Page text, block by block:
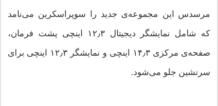
مرسدس این مجموعه‌ی جدید را سوپراسکرین می‌نامد
که شامل نمایشگر دیجیتال ۱۲٫۳ اینچی پشت فرمان،
صفحه‌ی مرکزی ۱۴٫۳ اینچی و نمایشگر ۱۲٫۳ اینچی برای
سرنشین جلو می‌شود.